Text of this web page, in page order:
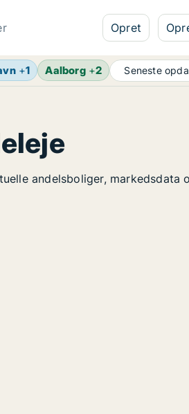
Opret
+1 Aalborg+2 Seneste
andelsboliger, markedsdata